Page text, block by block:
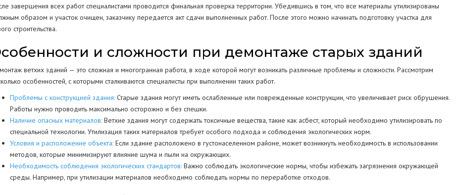
завершения всех работ специалистами проводится финальная проверка территории. Убедившись в том, что все материалы утилизированы
образом и участок очищен, заказчику передается акт сдачи выполненных работ. После этого можно начинать подготовку участка для
строительства.
и сложности при демонтаже старых зданий
ветхих зданий — это сложная и многогранная работа, в ходе которой могут возникать различные проблемы и сложности. Рассмотрим
особенностей, с которыми сталкиваются специалисты при выполнении таких работ.
Проблемы с конструкцией здания: Старые здания могут иметь ослабленные или поврежденные конструкции, что увеличивает риск обрушения.
Работы нужно проводить максимально осторожно и без спешки.
Наличие опасных материалов: Ветхие здания могут содержать токсичные вещества, такие как асбест, который необходимо утилизировать по
специальной технологии. Утилизация таких материалов требует особого подхода и соблюдения экологических норм.
Условия и расположение объекта: Если здание расположено в густонаселенном районе, может возникнуть необходимость в использовании
методов, которые минимизируют влияние шума и пыли на окружающих.
Необходимость соблюдения экологических стандартов: Важно соблюдать экологические нормы, чтобы избежать загрязнения окружающей
среды. Например, при утилизации материалов необходимо соблюдать нормы по переработке отходов.